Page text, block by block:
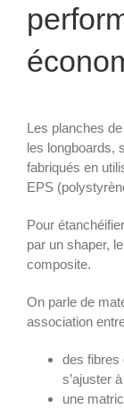
Les planches
les longboards,
fabriqués en
EPS
Pour
par un shaper,
composite.
On parle de
association
des fibres
s’ajuster
une